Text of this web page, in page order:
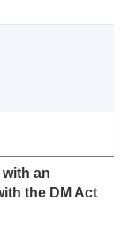
an
the DM Act